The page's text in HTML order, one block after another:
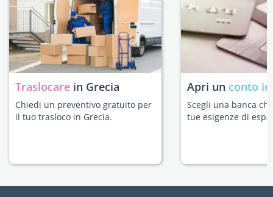
Traslocare in Grecia
Chiedi un preventivo gratuito per
il tuo trasloco in Grecia.
Apri un conto
Scegli una banca
tue esigenze di